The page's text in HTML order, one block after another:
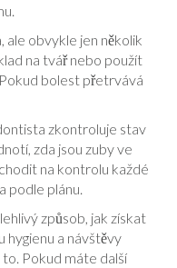
ale obvykle jen několik
na tvář nebo použít
bolest přetrvává
zkontroluje stav
zda jsou zuby ve
na kontrolu každé
podle plánu.
způsob, jak získat
hygienu a návštěvy
Pokud máte další